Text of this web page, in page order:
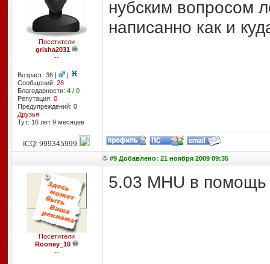
Посетители
grisha2031
--
Возраст: 36 |
|
Сообщений: 28
Благодарности: 4/ 0
Репутация: 0
Предупреждений: 0
Друзья
Тут: 16 лет 9 месяцев
нубским вопросом
написанно как и
ICQ: 999345999
#9 Добавлено: 21 ноября 2009 09:35
Посетители
Rooney_10
--
5.03 MHU в помощь